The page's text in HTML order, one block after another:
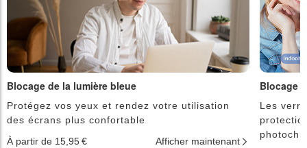
Blocage de la lumière bleue
Protégez vos yeux et rendez votre utilisation
des écrans plus confortable
À partir de 15,95 €
Afficher maintenant
Blocage
Les